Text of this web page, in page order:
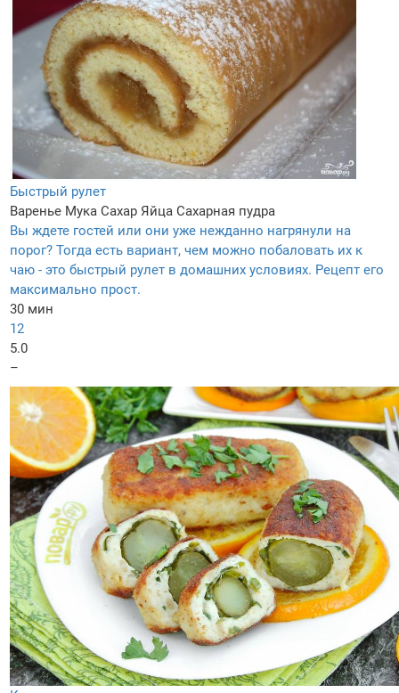
Быстрый рулет
Варенье Мука Сахар Яйца Сахарная пудра
Вы ждете гостей или они уже нежданно нагрянули на
порог? Тогда есть вариант, чем можно побаловать их к
чаю - это быстрый рулет в домашних условиях. Рецепт его
максимально прост.
30 мин
12
5.0
–